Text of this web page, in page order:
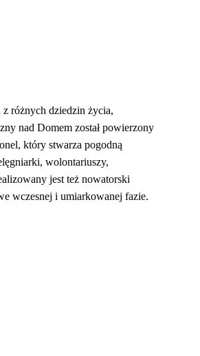
różnych dziedzin życia,
nad Domem został powierzony
który stwarza pogodną
wolontariuszy,
jest też nowatorski
wczesnej i umiarkowanej fazie.